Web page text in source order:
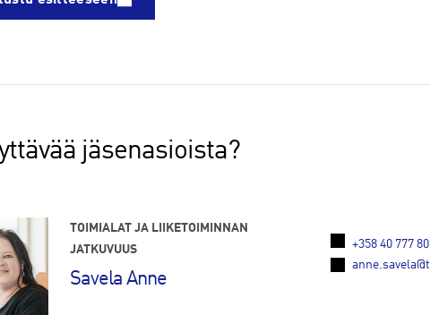
jäsenasioista?
TOIMIALAT JA LIIKETOIMINNAN
JATKUVUUS
Savela Anne
+358 40 777